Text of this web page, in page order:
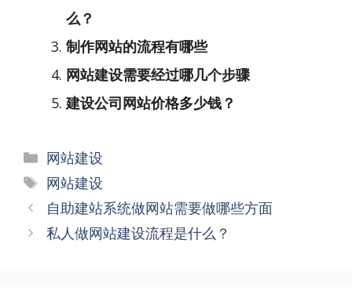
么？
制作网站的流程有哪些
网站建设需要经过哪几个步骤
建设公司网站价格多少钱？
分
类
网站建设
标
签
网站建设
文
章
自助建站系统做网站需要做哪些方面
私人做网站建设流程是什么？